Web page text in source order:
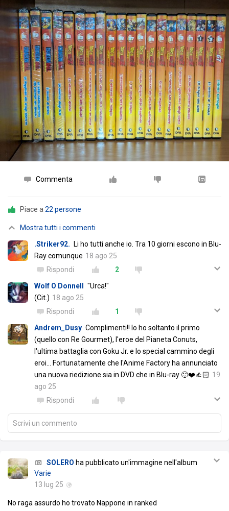
Commenta
Piace a 22 persone
Mostra tutti i commenti
.Striker92. Li ho tutti anche io. Tra 10 giorni escono in Blu-
Ray comunque 18 ago 25
Rispondi
2
Wolf O Donnell "Urca!"
(Cit.) 18 ago 25
Rispondi
1
Andrem_Dusy Complimenti!! Io ho soltanto il primo
(quello con Re Gourmet), l'eroe del Pianeta Conuts,
l'ultima battaglia con Goku Jr. e lo special cammino degli
eroi... Fortunatamente che l'Anime Factory ha annunciato
una nuova riedizione sia in DVD che in Blu-ray 🙂❤️👍🏻 19
ago 25
Rispondi
Scrivi un commento
SOLERO ha pubblicato un'immagine nell'album
Varie
13 lug 25
No raga assurdo ho trovato Nappone in ranked